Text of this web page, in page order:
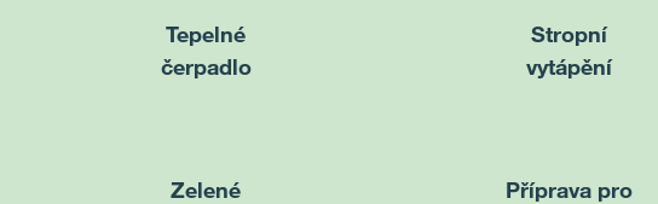
Tepelné
čerpadlo
Zelené
Stropní
vytápění
Příprava pro